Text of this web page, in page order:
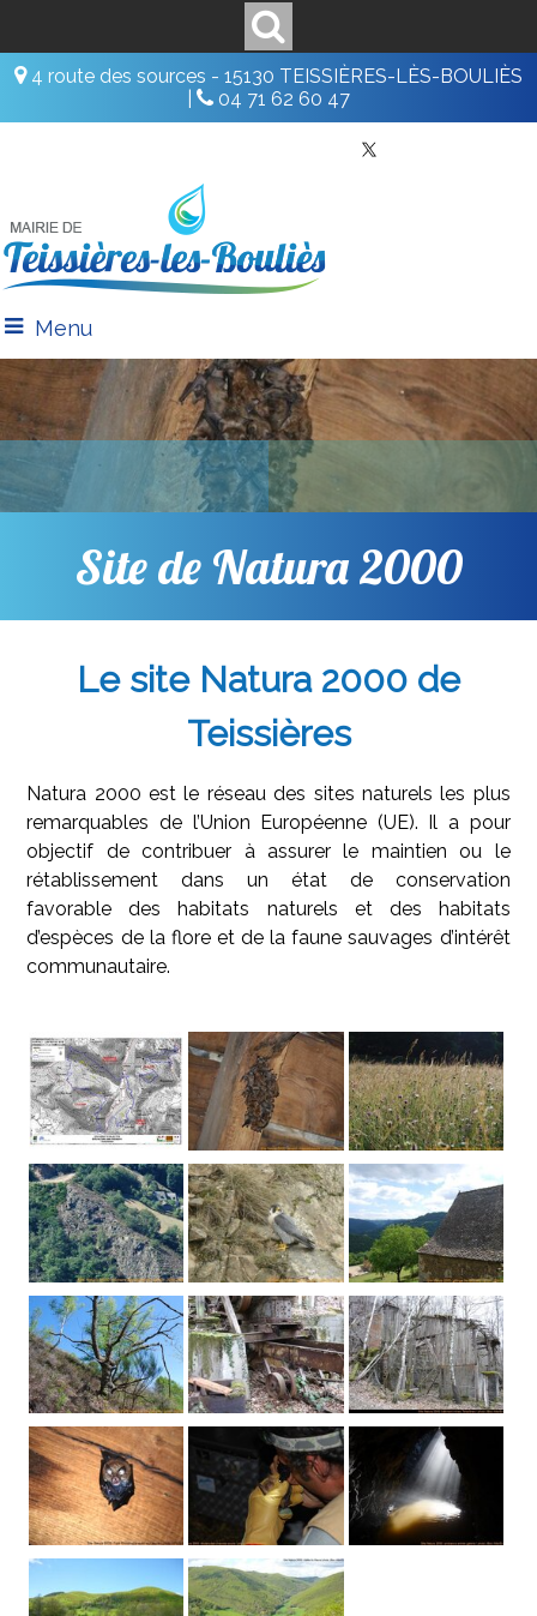
4 route des sources - 15130 TEISSIÈRES-LÈS-BOULIÈS
04 71 62 60 47
Menu
Site de Natura 2000
Le site Natura 2000 de
Teissières
Natura 2000 est le réseau des sites naturels les plus
remarquables de l’Union Européenne (UE). Il a pour
objectif de contribuer à assurer le maintien ou le
rétablissement dans un état de conservation
favorable des habitats naturels et des habitats
d’espèces de la flore et de la faune sauvages d’intérêt
communautaire.